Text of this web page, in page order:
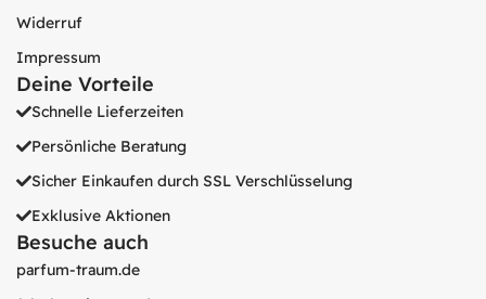
Widerruf
Impressum
Deine Vorteile
Schnelle Lieferzeiten
Persönliche Beratung
Sicher Einkaufen durch SSL Verschlüsselung
Exklusive Aktionen
Besuche auch
parfum-traum.de